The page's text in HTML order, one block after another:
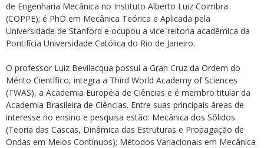
de Engenharia Mecânica no Instituto Alberto Luiz Coimbra
(COPPE); é PhD em Mecânica Teórica e Aplicada pela
Universidade de Stanford e ocupou a vice-reitoria acadêmica da
Pontifícia Universidade Católica do Rio de Janeiro.
O professor Luiz Bevilacqua possui a Gran Cruz da Ordem do
Mérito Científico, integra a Third World Academy of Sciences
(TWAS), a Academia Européia de Ciências e é membro titular da
Academia Brasileira de Ciências. Entre suas principais áreas de
interesse no ensino e pesquisa estão: Mecânica dos Sólidos
(Teoria das Cascas, Dinâmica das Estruturas e Propagação de
Ondas em Meios Contínuos); Métodos Variacionais em Mecânica